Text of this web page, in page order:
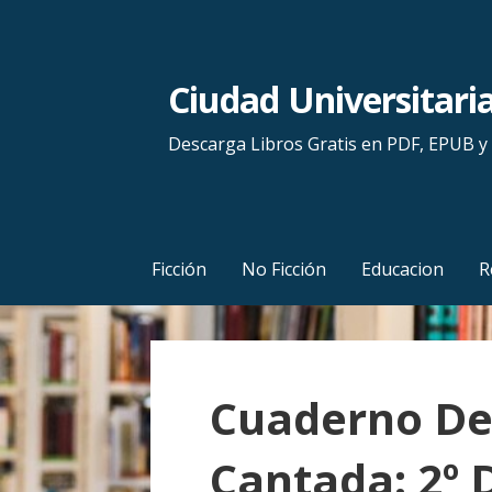
n
t
e
n
i
d
Ciudad
Descarga Libros Gratis en PDF, EPUB y
Ficción No Ficción Educacion
Cuaderno
Cantada: 2º